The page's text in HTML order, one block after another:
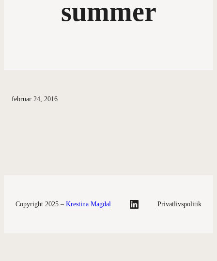
summer
februar 24, 2016
Copyright 2025 – Krestina Magdal LinkedInPrivatlivspolitik